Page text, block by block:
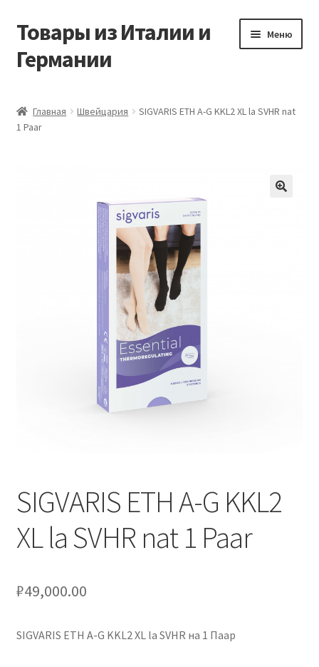
Перейти
навигации
Перейти
содержимому
Товары из Италии и
Германии
Меню
Виды доставки
Оформление заказа
Подтверждение заказа
Главная Швейцария
SIGVARIS ETH A-G KKL2 XL la SVHR nat
1 Paar
SIGVARIS ETH A-G KKL2
XL la SVHR nat 1 Paar
₽49,000.00
SIGVARIS ETH A-G KKL2 XL la SVHR на 1 Паар